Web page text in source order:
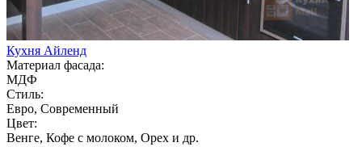
Кухня Айленд
Материал фасада:
МДФ
Стиль:
Евро, Современный
Цвет:
Венге, Кофе с молоком, Орех и др.